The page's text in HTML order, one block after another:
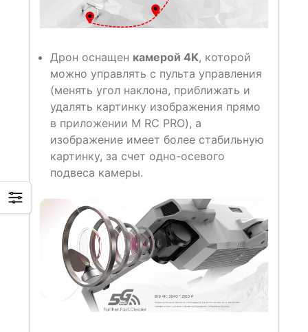
Дрон оснащен камерой 4K, которой
можно управлять с пульта управления
(менять угол наклона, приближать и
удалять картинку изображения прямо
в приложении M RC PRO), а
изображение имеет более стабильную
картинку, за счет одно-осевого
подвеса камеры.